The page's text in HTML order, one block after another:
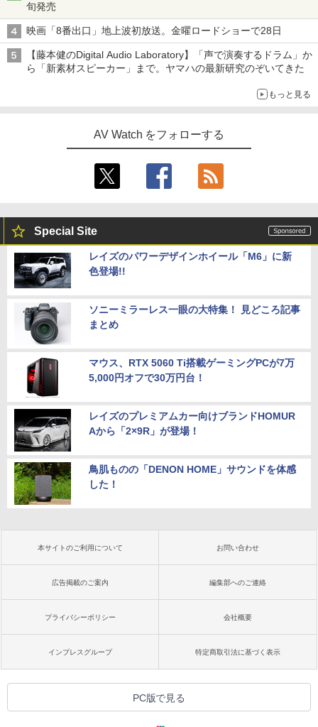
旬発売
映画「8番出口」地上波初放送。金曜ロードショーで28日
【藤本健のDigital Audio Laboratory】「声で演奏するドラム」か
ら「新素材スピーカー」まで。ヤマハの最新研究のぞいてきた
もっと見る
AV Watch をフォローする
Special Site
レイズのパワーデザインホイール「M6」に新
色登場!!
ソニーミラーレス一眼の大特集！ 見どころ記事
まとめ
マウス、RTX 5060 Ti搭載ゲーミングPCが7万
5,000円オフで30万円台！
レイズのプレミアムカー向けブランドHOMUR
Aから「2×9R」が登場！
鳥肌ものの「DENON HOME」サウンドを体感
した！
本サイトのご利用について お問い合わせ
広告掲載のご案内 編集部へのご連絡
プライバシーポリシー 会社概要
インプレスグループ 特定商取引法に基づく表示
PC版で見る